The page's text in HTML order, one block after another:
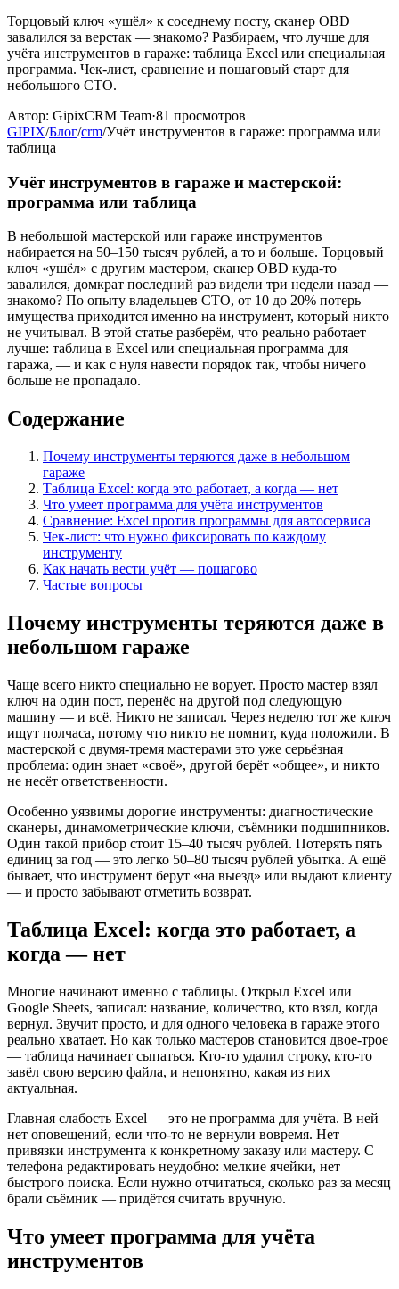
Торцовый ключ «ушёл» к соседнему посту, сканер OBD
завалился за верстак — знакомо? Разбираем, что лучше для
учёта инструментов в гараже: таблица Excel или специальная
программа. Чек-лист, сравнение и пошаговый старт для
небольшого СТО.
Автор: GipixCRM Team·81 просмотров
GIPIX/Блог/crm/Учёт инструментов в гараже: программа или
таблица
Учёт инструментов в гараже и мастерской:
программа или таблица
В небольшой мастерской или гараже инструментов
набирается на 50–150 тысяч рублей, а то и больше. Торцовый
ключ «ушёл» с другим мастером, сканер OBD куда-то
завалился, домкрат последний раз видели три недели назад —
знакомо? По опыту владельцев СТО, от 10 до 20% потерь
имущества приходится именно на инструмент, который никто
не учитывал. В этой статье разберём, что реально работает
лучше: таблица в Excel или специальная программа для
гаража, — и как с нуля навести порядок так, чтобы ничего
больше не пропадало.
Содержание
Почему инструменты теряются даже в небольшом
гараже
Таблица Excel: когда это работает, а когда — нет
Что умеет программа для учёта инструментов
Сравнение: Excel против программы для автосервиса
Чек-лист: что нужно фиксировать по каждому
инструменту
Как начать вести учёт — пошагово
Частые вопросы
Почему инструменты теряются даже в
небольшом гараже
Чаще всего никто специально не ворует. Просто мастер взял
ключ на один пост, перенёс на другой под следующую
машину — и всё. Никто не записал. Через неделю тот же ключ
ищут полчаса, потому что никто не помнит, куда положили. В
мастерской с двумя-тремя мастерами это уже серьёзная
проблема: один знает «своё», другой берёт «общее», и никто
не несёт ответственности.
Особенно уязвимы дорогие инструменты: диагностические
сканеры, динамометрические ключи, съёмники подшипников.
Один такой прибор стоит 15–40 тысяч рублей. Потерять пять
единиц за год — это легко 50–80 тысяч рублей убытка. А ещё
бывает, что инструмент берут «на выезд» или выдают клиенту
— и просто забывают отметить возврат.
Таблица Excel: когда это работает, а
когда — нет
Многие начинают именно с таблицы. Открыл Excel или
Google Sheets, записал: название, количество, кто взял, когда
вернул. Звучит просто, и для одного человека в гараже этого
реально хватает. Но как только мастеров становится двое-трое
— таблица начинает сыпаться. Кто-то удалил строку, кто-то
завёл свою версию файла, и непонятно, какая из них
актуальная.
Главная слабость Excel — это не программа для учёта. В ней
нет оповещений, если что-то не вернули вовремя. Нет
привязки инструмента к конкретному заказу или мастеру. С
телефона редактировать неудобно: мелкие ячейки, нет
быстрого поиска. Если нужно отчитаться, сколько раз за месяц
брали съёмник — придётся считать вручную.
Что умеет программа для учёта
инструментов